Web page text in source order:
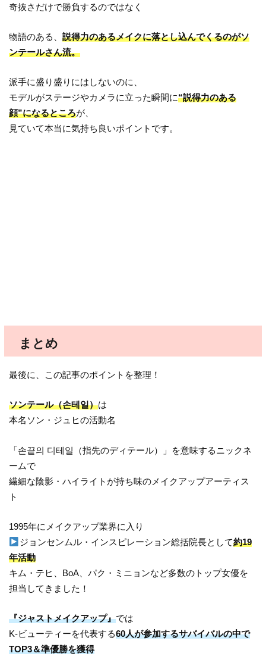
奇抜さだけで勝負するのではなく
物語のある、説得力のあるメイクに落とし込んでくるのがソ
ンテールさん流。
派手に盛り盛りにはしないのに、
モデルがステージやカメラに立った瞬間に“説得力のある
顔”になるところが、
見ていて本当に気持ち良いポイントです。
まとめ
最後に、この記事のポイントを整理！
ソンテール（손테일）は
本名ソン・ジュヒの活動名
「손끝의 디테일（指先のディテール）」を意味するニックネ
ームで
繊細な陰影・ハイライトが持ち味のメイクアップアーティス
ト
1995年にメイクアップ業界に入り
ジョンセンムル・インスピレーション総括院長として約19
年活動
キム・テヒ、BoA、パク・ミニョンなど多数のトップ女優を
担当してきました！
『ジャストメイクアップ』では
K-ビューティーを代表する60人が参加するサバイバルの中で
TOP3＆準優勝を獲得